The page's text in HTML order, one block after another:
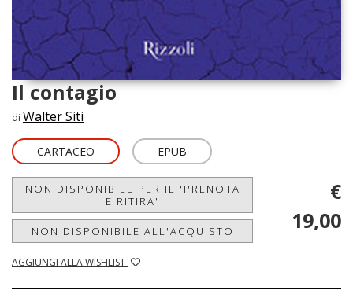
Il contagio
di Walter Siti
CARTACEO EPUB
NON DISPONIBILE PER IL 'PRENOTA
E RITIRA'
NON DISPONIBILE ALL'ACQUISTO
AGGIUNGI ALLA WISHLIST
€
19,00